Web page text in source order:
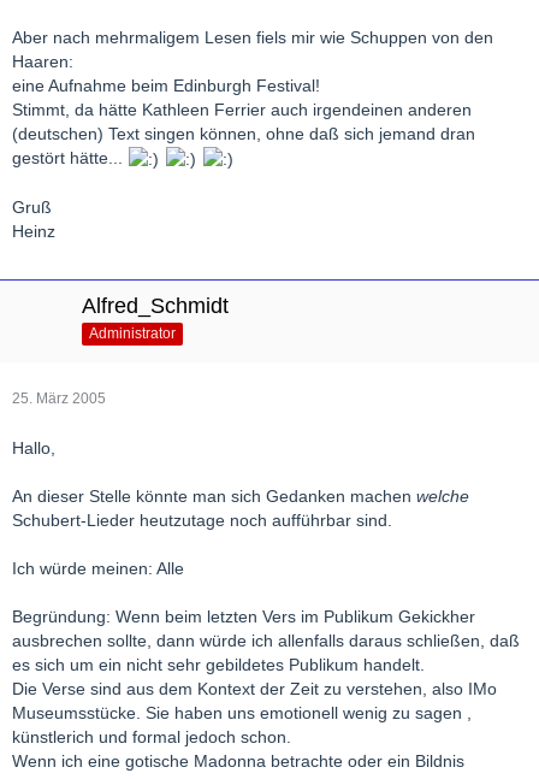
Aber nach mehrmaligem Lesen fiels mir wie Schuppen von den
Haaren:
eine Aufnahme beim Edinburgh Festival!
Stimmt, da hätte Kathleen Ferrier auch irgendeinen anderen
(deutschen) Text singen können, ohne daß sich jemand dran
gestört hätte...
Gruß
Heinz
Alfred_Schmidt
Administrator
25. März 2005
Hallo,
An dieser Stelle könnte man sich Gedanken machen welche
Schubert-Lieder heutzutage noch aufführbar sind.
Ich würde meinen: Alle
Begründung: Wenn beim letzten Vers im Publikum Gekickher
ausbrechen sollte, dann würde ich allenfalls daraus schließen, daß
es sich um ein nicht sehr gebildetes Publikum handelt.
Die Verse sind aus dem Kontext der Zeit zu verstehen, also IMo
Museumsstücke. Sie haben uns emotionell wenig zu sagen ,
künstlerich und formal jedoch schon.
Wenn ich eine gotische Madonna betrachte oder ein Bildnis